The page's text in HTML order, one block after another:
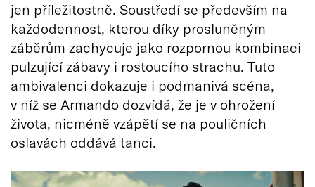
jen příležitostně. Soustředí se především na
každodennost, kterou díky prosluněným
záběrům zachycuje jako rozpornou kombinaci
pulzující zábavy i rostoucího strachu. Tuto
ambivalenci dokazuje i podmanivá scéna,
v níž se Armando dozvídá, že je v ohrožení
života, nicméně vzápětí se na pouličních
oslavách oddává tanci.